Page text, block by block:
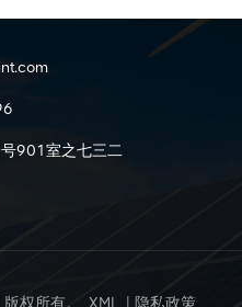
901室之七三二